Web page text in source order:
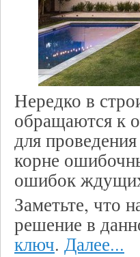
Нередко в
обращаются к
для
корне
ошибок
Заметьте, что
решение в
ключ. Далее...